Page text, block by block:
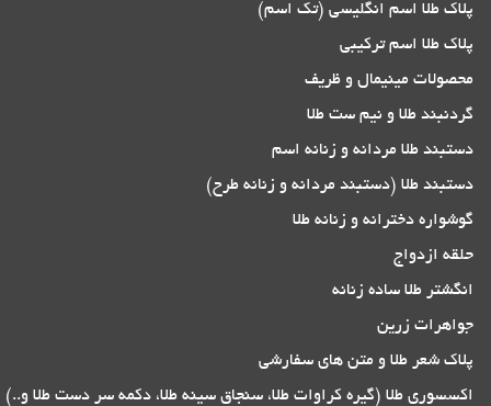
پلاک طلا اسم انگلیسی (تک اسم)
پلاک طلا اسم ترکیبی
محصولات مینیمال و ظریف
گردنبند طلا و نیم ست طلا
دستبند طلا مردانه و زنانه اسم
دستبند طلا (دستبند مردانه و زنانه طرح)
گوشواره دخترانه و زنانه طلا
حلقه ازدواج
انگشتر طلا ساده زنانه
جواهرات زرین
پلاک شعر طلا و متن های سفارشی
اکسسوری طلا (گیره کراوات طلا، سنجاق سینه طلا، دکمه سر دست طلا و..)